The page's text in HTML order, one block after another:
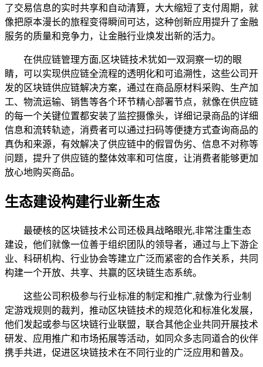
了交易信息的实时共享和自动清算，大大缩短了支付周期，就
像把原本漫长的旅程变得瞬间可达，这种创新应用提升了金融
服务的质量和竞争力，让金融行业焕发出新的活力。
在供应链管理方面,区块链技术犹如一双洞察一切的眼
睛，可以实现供应链全流程的透明化和可追溯性，这些公司开
发的区块链供应链解决方案，通过在商品原材料采购、生产加
工、物流运输、销售等各个环节精心部署节点，就像在供应链
的每一个关键位置都安装了监控摄像头，详细记录商品的详细
信息和流转轨迹，消费者可以通过扫码等便捷方式查询商品的
真伪和来源，有效解决了供应链中的假冒伪劣、信息不对称等
问题，提升了供应链的整体效率和可信度，让消费者能够更加
放心地购买商品。
生态建设构建行业新生态
最硬核的区块链技术公司还极具战略眼光,非常注重生态
建设，他们就像一位善于组织团队的领导者，通过与上下游企
业、科研机构、行业协会等建立广泛而紧密的合作关系，共同
构建一个开放、共享、共赢的区块链生态系统。
这些公司积极参与行业标准的制定和推广,就像为行业制
定游戏规则的裁判，推动区块链技术的规范化和标准化发展，
他们发起或参与区块链行业联盟，联合其他企业共同开展技术
研发、应用推广和市场拓展等活动，如同众多志同道合的伙伴
携手共进，促进区块链技术在不同行业的广泛应用和普及。